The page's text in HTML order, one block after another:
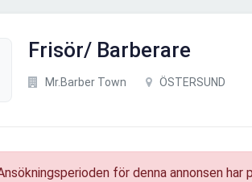
Frisör/ Barberare
Mr.Barber Town ÖSTERSUND
för denna annonsen har